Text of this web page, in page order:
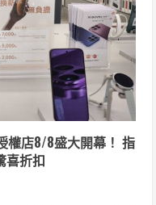
權店8/8盛大開幕！ 指
喜折扣